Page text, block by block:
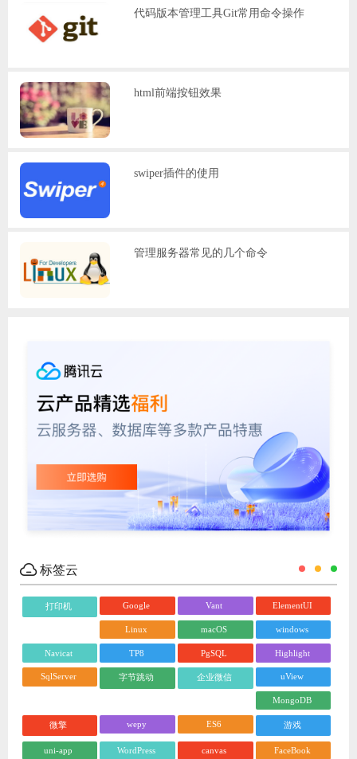
代码版本管理工具Git常用命令操作
html前端按钮效果
swiper插件的使用
管理服务器常见的几个命令
标签云
打印机 Google Vant ElementUI
Linux macOS windows
Navicat TP8 PgSQL Highlight
SqlServer 字节跳动 企业微信 uView
MongoDB
微擎 wepy ES6 游戏
uni-app WordPress canvas FaceBook